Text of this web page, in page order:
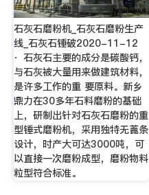
石灰石磨粉机_石灰石磨粉生产
线_石灰石锤破2020-11-12
· 石灰石主要的成分是碳酸钙，
与石灰被大量用来做建筑材料，
是许多工作的重 要原料。新乡
鼎力在30多年石料磨粉的基础
上，研制出针对石灰石磨粉的重
型锤式磨粉机，采用独特无蓖条
设计，时产大可达3000吨，可
以直接一次磨粉成型，磨粉物料
粒型符合标准。